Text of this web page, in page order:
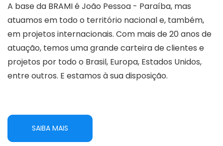
A base da BRAMI é João Pessoa - Paraíba, mas
atuamos em todo o território nacional e, também,
em projetos internacionais. Com mais de 20 anos de
atuação, temos uma grande carteira de clientes e
projetos por todo o Brasil, Europa, Estados Unidos,
entre outros. E estamos à sua disposição.
SAIBA MAIS